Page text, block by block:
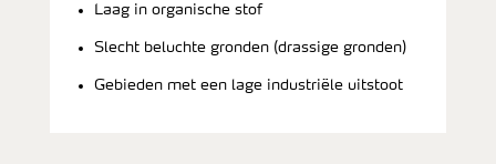
Laag in organische stof
Slecht beluchte gronden (drassige gronden)
Gebieden met een lage industriële uitstoot